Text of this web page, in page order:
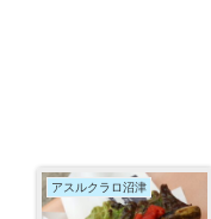
アスルクラロ沼津